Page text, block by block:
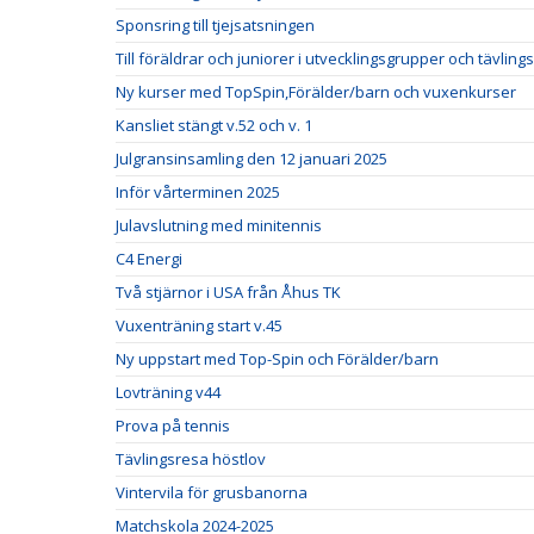
Sponsring till tjejsatsningen
Till föräldrar och juniorer i utvecklingsgrupper och
Ny kurser med TopSpin,Förälder/barn och vuxenkurser
Kansliet stängt v.52 och v. 1
Julgransinsamling den 12 januari 2025
Inför vårterminen 2025
Julavslutning med minitennis
C4 Energi
Två stjärnor i USA från Åhus TK
Vuxenträning start v.45
Ny uppstart med Top-Spin och Förälder/barn
Lovträning v44
Prova på tennis
Tävlingsresa höstlov
Vintervila för grusbanorna
Matchskola 2024-2025